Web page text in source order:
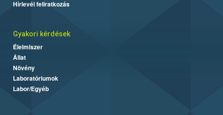
Hírlevél feliratkozás
Gyakori kérdések
Élelmiszer
Állat
Növény
Laboratóriumok
Labor/Egyéb